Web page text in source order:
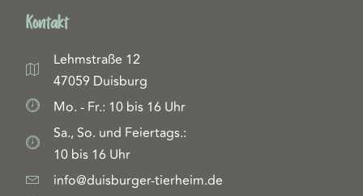
Kontakt
Lehmstraße 12
47059 Duisburg
Mo. - Fr.: 10 bis 16 Uhr
Sa., So. und Feiertags.:
10 bis 16 Uhr
info@duisburger-tierheim.de